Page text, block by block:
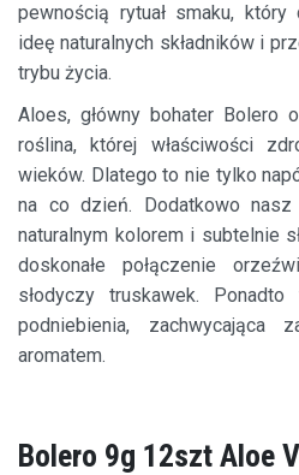
pewnością rytuał smaku,
ideę naturalnych składników i
trybu życia.
Aloes, główny bohater Bolero
roślina, której właściwości
wieków. Dlatego to nie tylko
na co dzień. Dodatkowo nasz
naturalnym kolorem i subtelnie
doskonałe połączenie
słodyczy truskawek.
podniebienia, zachwycająca
aromatem.
Bolero 9g 12szt Aloe